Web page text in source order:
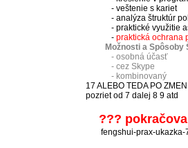
- veštenie s kariet
- analýza štruktúr
- praktické využitie
- praktická ochrana
Možnosti a Spôsoby
- osobná účasť
- cez Skype
- kombinovaný
17 ALEBO TEDA PO
pozriet od 7 dalej 8 9 atd
???
fengshui-prax-ukazka-